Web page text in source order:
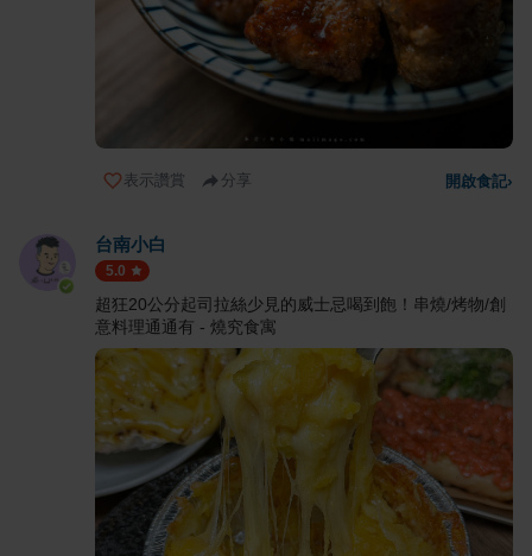
表示讚賞 分享 開啟食記›
台南小白
5.0
超狂20公分起司拉絲少見的威士忌喝到飽！串燒/烤物/創
意料理通通有 - 燒究食寓